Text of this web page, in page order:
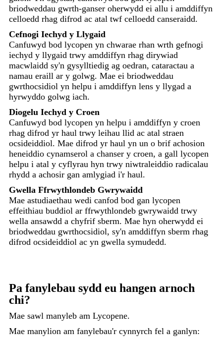
briodweddau gwrth-ganser oherwydd ei allu i amddiffyn
celloedd rhag difrod ac atal twf celloedd canseraidd.
Cefnogi Iechyd y Llygaid
Canfuwyd bod lycopen yn chwarae rhan wrth gefnogi
iechyd y llygaid trwy amddiffyn rhag dirywiad
macwlaidd sy'n gysylltiedig ag oedran, cataractau a
namau eraill ar y golwg. Mae ei briodweddau
gwrthocsidiol yn helpu i amddiffyn lens y llygad a
hyrwyddo golwg iach.
Diogelu Iechyd y Croen
Canfuwyd bod lycopen yn helpu i amddiffyn y croen
rhag difrod yr haul trwy leihau llid ac atal straen
ocsideiddiol. Mae difrod yr haul yn un o brif achosion
heneiddio cynamserol a chanser y croen, a gall lycopen
helpu i atal y cyflyrau hyn trwy niwtraleiddio radicalau
rhydd a achosir gan amlygiad i'r haul.
Gwella Ffrwythlondeb Gwrywaidd
Mae astudiaethau wedi canfod bod gan lycopen
effeithiau buddiol ar ffrwythlondeb gwrywaidd trwy
wella ansawdd a chyfrif sberm. Mae hyn oherwydd ei
briodweddau gwrthocsidiol, sy'n amddiffyn sberm rhag
difrod ocsideiddiol ac yn gwella symudedd.
Pa fanylebau sydd eu hangen arnoch
chi?
Mae sawl manyleb am Lycopene.
Mae manylion am fanylebau'r cynnyrch fel a ganlyn: